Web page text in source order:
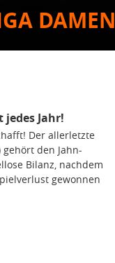
DAMEN
Jahr!
Der allerletzte
den Jahn-
Bilanz, nachdem
gewonnen